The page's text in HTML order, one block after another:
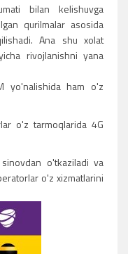
bilan kelishuvga
qurilmalar asosida
Ana shu xolat
rivojlanishni yana
yo'nalishida ham o'z
o'z tarmoqlarida 4G
o'tkaziladi va
o'z xizmatlarini